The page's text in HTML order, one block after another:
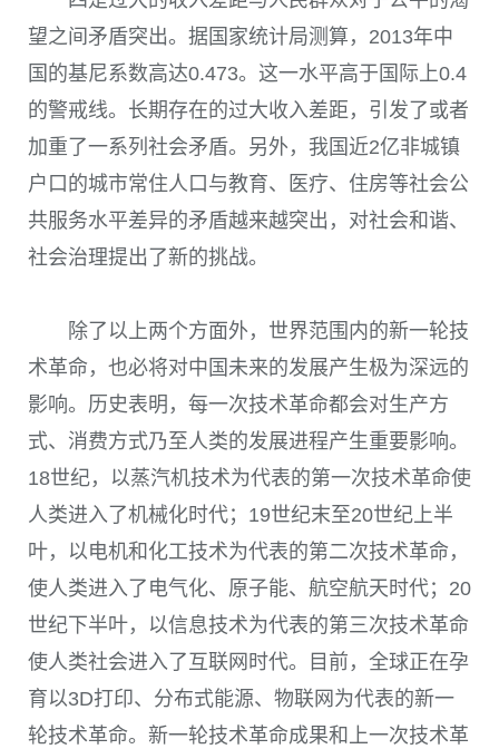
望之间矛盾突出。据国家统计局测算，2013年中
国的基尼系数高达0.473。这一水平高于国际上0.4
的警戒线。长期存在的过大收入差距，引发了或者
加重了一系列社会矛盾。另外，我国近2亿非城镇
户口的城市常住人口与教育、医疗、住房等社会公
共服务水平差异的矛盾越来越突出，对社会和谐、
社会治理提出了新的挑战。
除了以上两个方面外，世界范围内的新一轮技
术革命，也必将对中国未来的发展产生极为深远的
影响。历史表明，每一次技术革命都会对生产方
式、消费方式乃至人类的发展进程产生重要影响。
18世纪，以蒸汽机技术为代表的第一次技术革命使
人类进入了机械化时代；19世纪末至20世纪上半
叶，以电机和化工技术为代表的第二次技术革命，
使人类进入了电气化、原子能、航空航天时代；20
世纪下半叶，以信息技术为代表的第三次技术革命
使人类社会进入了互联网时代。目前，全球正在孕
育以3D打印、分布式能源、物联网为代表的新一
轮技术革命。新一轮技术革命成果和上一次技术革